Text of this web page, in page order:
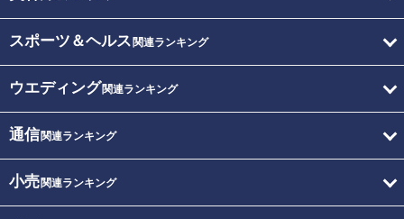
スポーツ＆ヘルス 関連ランキング
ウエディング関連ランキング
通信関連ランキング
小売関連ランキング